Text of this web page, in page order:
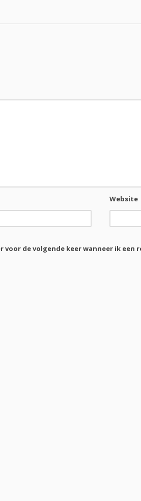
Website
voor de volgende keer wanneer ik een